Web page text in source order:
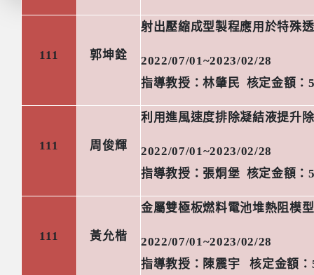
111 郭坤銓
射出壓縮成型製程應用於特殊
2022/07/01~2023/02/28
指導教授：林肇民 核定金額：
111 周俊輝
利用進風速度排除凝結液提升
2022/07/01~2023/02/28
指導教授：張烔堡 核定金額：
111 黃允楷
金屬雙極板燃料電池堆熱阻模
2022/07/01~2023/02/28
指導教授：陳震宇
核定金額：